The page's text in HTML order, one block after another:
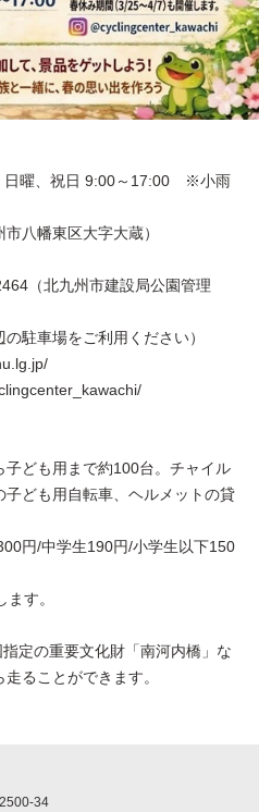
日曜、祝日 9:00～17:00 ※小雨
八幡東区大字大蔵）
（北九州市建設局公園管理
駐車場をご利用ください）
ども用まで約100台。チャイル
子ども用自転車、ヘルメットの貸
円/中学生190円/小学生以下150
す。
定の重要文化財「南河内橋」な
ることができます。
34